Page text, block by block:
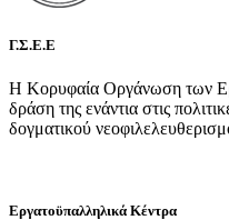
Γ.Σ.Ε.Ε
Η Κορυφαία Οργάνωση των
δράση της ενάντια στις
δογματικού
Εργατοϋπαλληλικά Κέντρα